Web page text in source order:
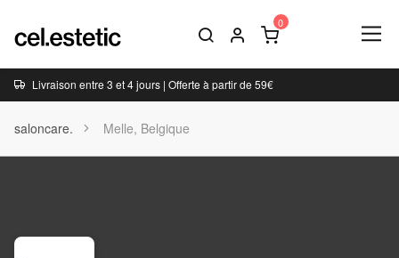
Livraison entre 3 et 4 jours | Offerte à partir de 59€
saloncare. Melle, Belgique